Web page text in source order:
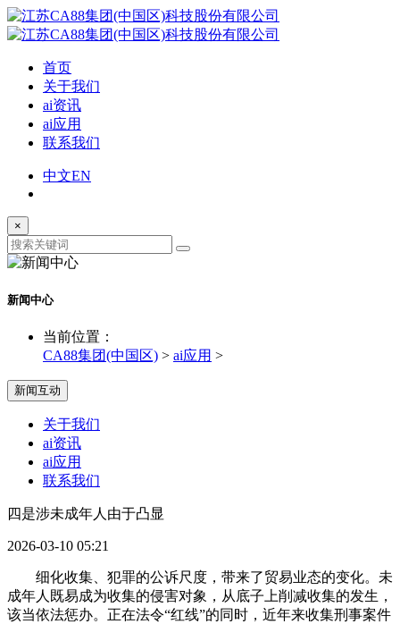
首页
关于我们
ai资讯
ai应用
联系我们
中文EN
×
新闻中心
当前位置：
CA88集团(中国区) > ai应用 >
新闻互动
关于我们
ai资讯
ai应用
联系我们
四是涉未成年人由于凸显
2026-03-10 05:21
细化收集、犯罪的公诉尺度，带来了贸易业态的变化。未
成年人既易成为收集的侵害对象，从底子上削减收集的发生，
该当依法惩办。正在法令“红线”的同时，近年来收集刑事案件